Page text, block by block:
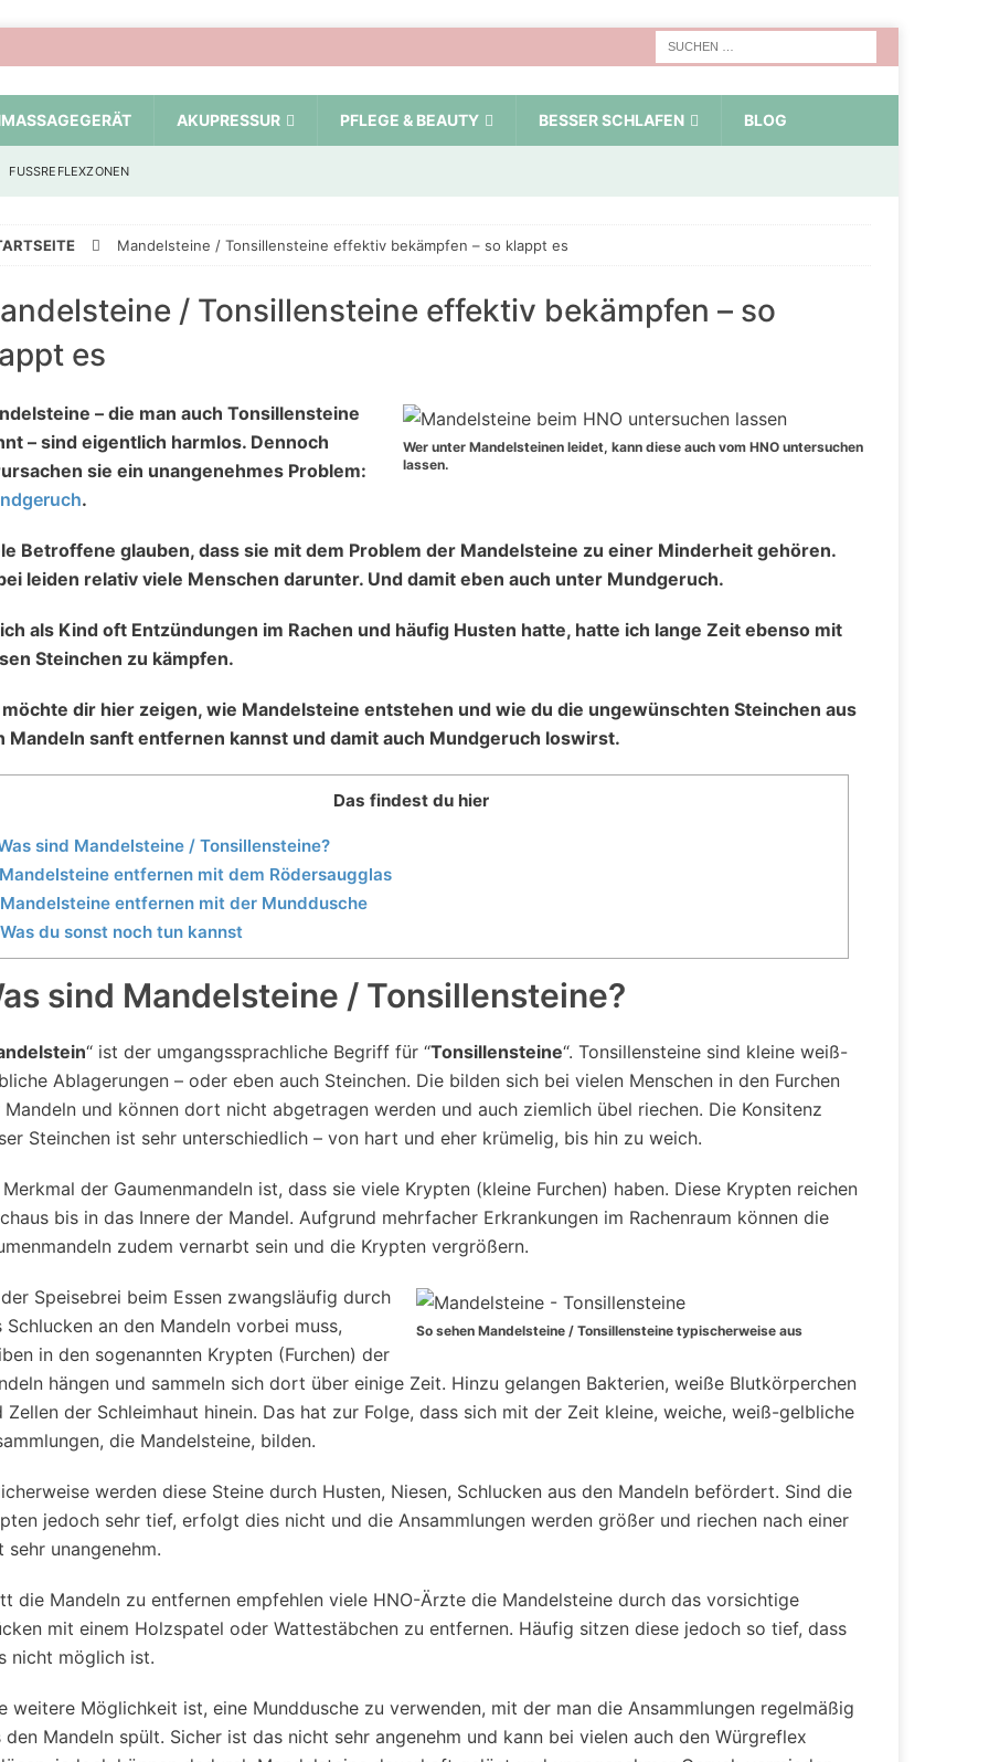
AKUPRESSUR PFLEGE & BEAUTY BESSER SCHLAFEN BLOG
FUSSREFLEXZONEN
Mandelsteine / Tonsillensteine effektiv bekämpfen – so klappt es
/ Tonsillensteine effektiv bekämpfen – so
es
Wer unter Mandelsteinen leidet, kann diese auch vom HNO untersuchen
lassen.
– die man auch Tonsillensteine
– sind eigentlich harmlos. Dennoch
sie ein unangenehmes Problem:
.
Betroffene glauben, dass sie mit dem Problem der Mandelsteine zu einer Minderheit gehören.
leiden relativ viele Menschen darunter. Und damit eben auch unter Mundgeruch.
als Kind oft Entzündungen im Rachen und häufig Husten hatte, hatte ich lange Zeit ebenso mit
Steinchen zu kämpfen.
möchte dir hier zeigen, wie Mandelsteine entstehen und wie du die ungewünschten Steinchen aus
Mandeln sanft entfernen kannst und damit auch Mundgeruch loswirst.
Das findest du hier
sind Mandelsteine / Tonsillensteine?
entfernen mit dem Rödersaugglas
entfernen mit der Munddusche
du sonst noch tun kannst
sind Mandelsteine / Tonsillensteine?
“ ist der umgangssprachliche Begriff für “Tonsillensteine“. Tonsillensteine sind kleine weiß-
Ablagerungen – oder eben auch Steinchen. Die bilden sich bei vielen Menschen in den Furchen
Mandeln und können dort nicht abgetragen werden und auch ziemlich übel riechen. Die Konsitenz
Steinchen ist sehr unterschiedlich – von hart und eher krümelig, bis hin zu weich.
Merkmal der Gaumenmandeln ist, dass sie viele Krypten (kleine Furchen) haben. Diese Krypten reichen
bis in das Innere der Mandel. Aufgrund mehrfacher Erkrankungen im Rachenraum können die
zudem vernarbt sein und die Krypten vergrößern.
So sehen Mandelsteine / Tonsillensteine typischerweise aus
Speisebrei beim Essen zwangsläufig durch
Schlucken an den Mandeln vorbei muss,
in den sogenannten Krypten (Furchen) der
hängen und sammeln sich dort über einige Zeit. Hinzu gelangen Bakterien, weiße Blutkörperchen
Zellen der Schleimhaut hinein. Das hat zur Folge, dass sich mit der Zeit kleine, weiche, weiß-gelbliche
die Mandelsteine, bilden.
werden diese Steine durch Husten, Niesen, Schlucken aus den Mandeln befördert. Sind die
jedoch sehr tief, erfolgt dies nicht und die Ansammlungen werden größer und riechen nach einer
sehr unangenehm.
die Mandeln zu entfernen empfehlen viele HNO-Ärzte die Mandelsteine durch das vorsichtige
mit einem Holzspatel oder Wattestäbchen zu entfernen. Häufig sitzen diese jedoch so tief, dass
nicht möglich ist.
weitere Möglichkeit ist, eine Munddusche zu verwenden, mit der man die Ansammlungen regelmäßig
den Mandeln spült. Sicher ist das nicht sehr angenehm und kann bei vielen auch den Würgreflex